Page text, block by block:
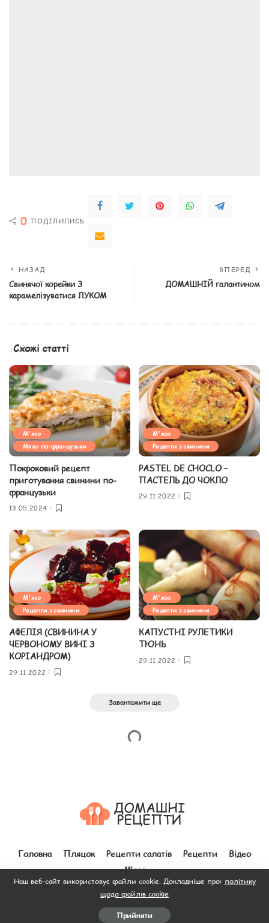
0 ПОДІЛИЛИСЬ
НАЗАД
Свинячої корейки З
карамелізуватися ЛУКОМ
ВПЕРЕД
ДОМАШНІЙ галантином
Схожі статті
М'ясо
Мясо по-французьки
Покроковий рецепт
приготування свинини по-
французьки
13.05.2024
М'ясо
Рецепти з свинини
PASTEL DE CHOCLO –
ПАСТЕЛЬ ДО ЧОКЛО
29.11.2022
М'ясо
Рецепти з свинини
АФЕЛІЯ (СВИНИНА У
ЧЕРВОНОМУ ВИНІ З
КОРІАНДРОМ)
29.11.2022
М'ясо
Рецепти з свинини
КАПУСТНІ РУЛЕТИКИ
ТЮНЬ
29.11.2022
Завантажити ще
Головна Пляцок Рецепти салатів Рецепти
Відео
М’ясо
© 2012–2026 Всі права захищено. Зроблено з
Наш веб-сайт використовує файли cookie. Докладніше про: політику
щодо файлів cookie
Прийняти